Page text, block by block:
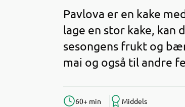
Pavlova er en kake
lage en stor kake, kan
sesongens frukt og
mai og også til andre
60+ min Middels